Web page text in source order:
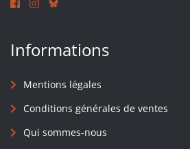
Informations
Mentions légales
Conditions générales de ventes
Qui sommes-nous